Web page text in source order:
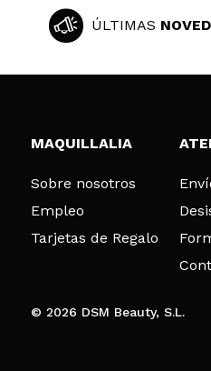
ÚLTIMAS
MAQUILLALIA
Sobre nosotros
Empleo
Tarjetas de Regalo
© 2026 DSM Beauty, S.L.